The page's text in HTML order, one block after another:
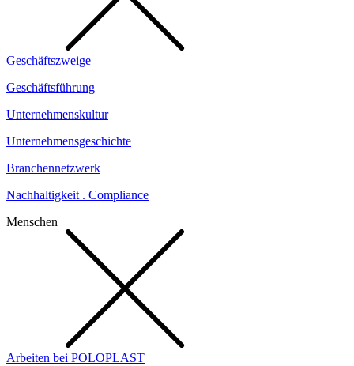
Geschäftszweige
Geschäftsführung
Unternehmenskultur
Unternehmensgeschichte
Branchennetzwerk
Nachhaltigkeit . Compliance
Menschen
Arbeiten bei POLOPLAST